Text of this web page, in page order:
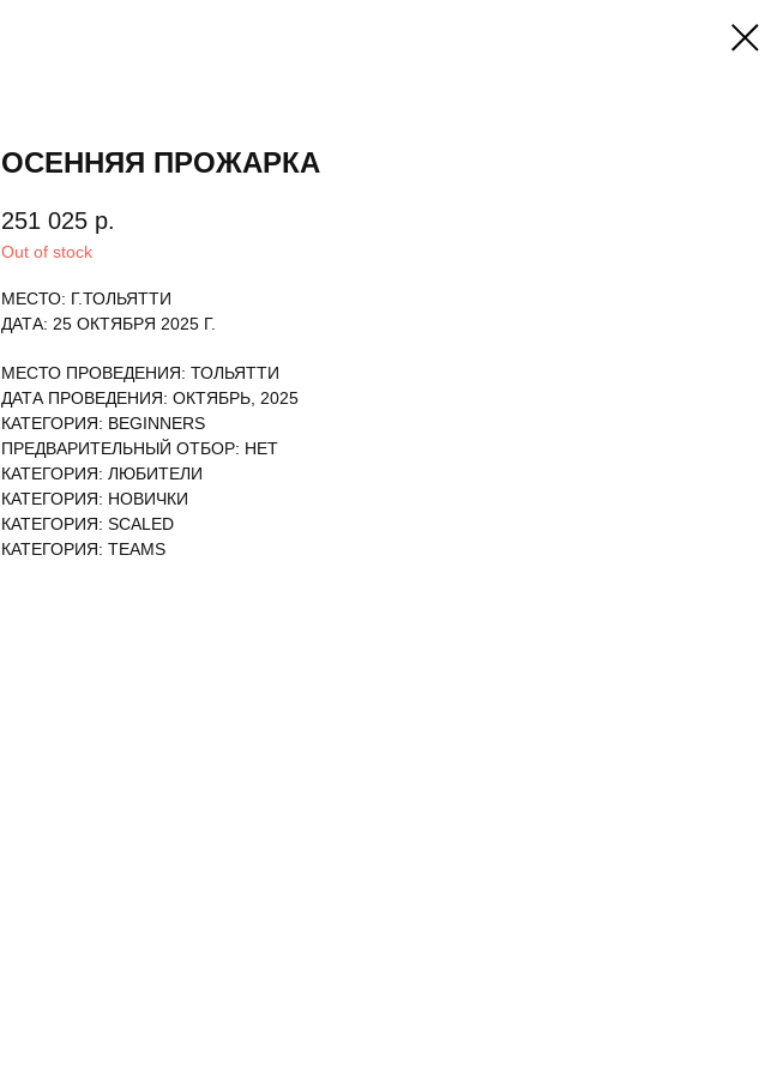
ОСЕННЯЯ ПРОЖАРКА
251 025 р.
Out of stock
МЕСТО: Г.ТОЛЬЯТТИ
ДАТА: 25 ОКТЯБРЯ 2025 Г.
МЕСТО ПРОВЕДЕНИЯ: ТОЛЬЯТТИ
ДАТА ПРОВЕДЕНИЯ: ОКТЯБРЬ, 2025
КАТЕГОРИЯ: BEGINNERS
ПРЕДВАРИТЕЛЬНЫЙ ОТБОР: НЕТ
КАТЕГОРИЯ: ЛЮБИТЕЛИ
КАТЕГОРИЯ: НОВИЧКИ
КАТЕГОРИЯ: SCALED
КАТЕГОРИЯ: TEAMS